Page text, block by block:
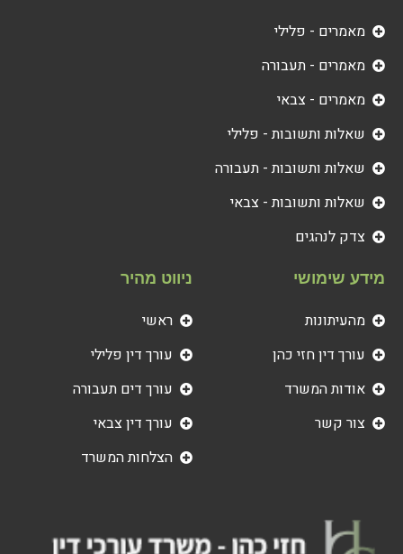
ניווט מהיר
ראשי
עורך דין פלילי
עורך דים תעבורה
עורך דין צבאי
הצלחות המשרד
מידע שימושי
מהעיתונות
עורך דין חזי כהן
אודות המשרד
צור קשר
מאמרים - פלילי
מאמרים - תעבורה
מאמרים - צבאי
שאלות ותשובות - פלילי
שאלות ותשובות - תעבורה
שאלות ותשובות - צבאי
צדק לנהגים